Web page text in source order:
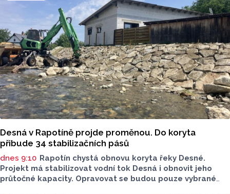
Desná v Rapotíně projde proměnou. Do koryta
přibude 34 stabilizačních pásů
dnes 9:10 Rapotín chystá obnovu koryta řeky Desné.
Projekt má stabilizovat vodní tok Desná i obnovit jeho
průtočné kapacity. Opravovat se budou pouze vybrané